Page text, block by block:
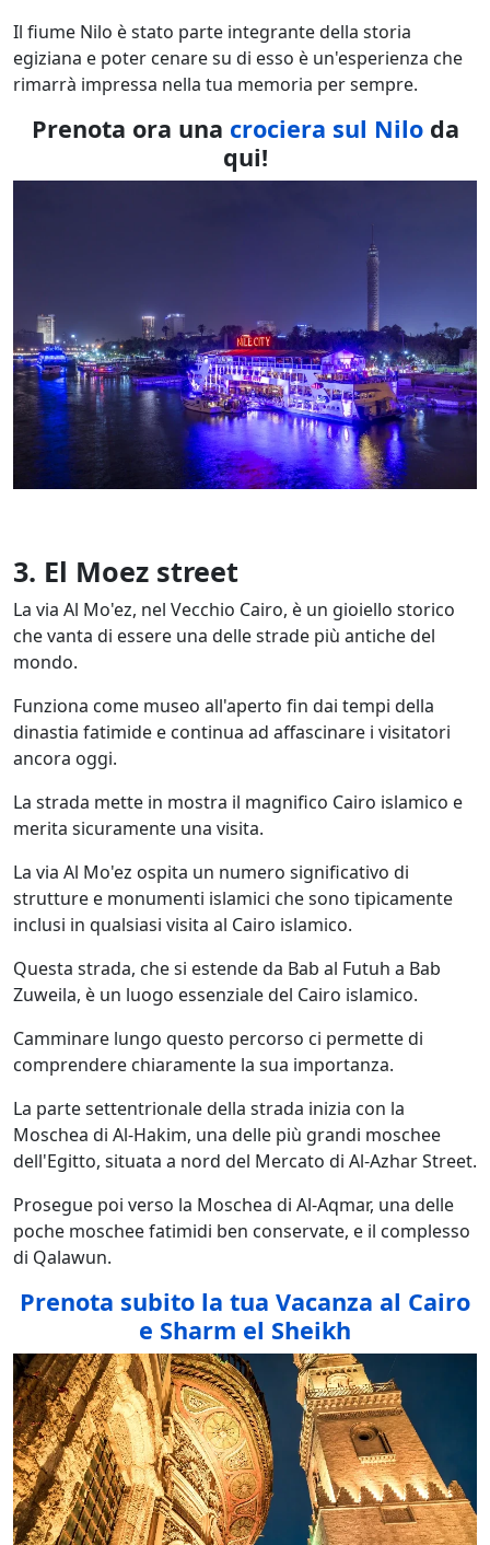
Il fiume Nilo è stato parte integrante della storia
egiziana e poter cenare su di esso è un'esperienza che
rimarrà impressa nella tua memoria per sempre.
Prenota ora una crociera sul Niloda
qui!
3. El Moez street
La via Al Mo'ez, nel Vecchio Cairo, è un gioiello storico
che vanta di essere una delle strade più antiche del
mondo.
Funziona come museo all'aperto fin dai tempi della
dinastia fatimide e continua ad affascinare i visitatori
ancora oggi.
La strada mette in mostra il magnifico Cairo islamico e
merita sicuramente una visita.
La via Al Mo'ez ospita un numero significativo di
strutture e monumenti islamici che sono tipicamente
inclusi in qualsiasi visita al Cairo islamico.
Questa strada, che si estende da Bab al Futuh a Bab
Zuweila, è un luogo essenziale del Cairo islamico.
Camminare lungo questo percorso ci permette di
comprendere chiaramente la sua importanza.
La parte settentrionale della strada inizia con la
Moschea di Al-Hakim, una delle più grandi moschee
dell'Egitto, situata a nord del Mercato di Al-Azhar Street.
Prosegue poi verso la Moschea di Al-Aqmar, una delle
poche moschee fatimidi ben conservate, e il complesso
di Qalawun.
Prenota subito la tua Vacanza al Cairo
e Sharm el Sheikh